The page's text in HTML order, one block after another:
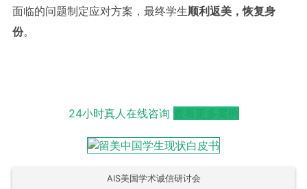
面临的问题制定应对方案，最终学生顺利返美，恢复身
份。
24小时真人在线咨询
AIS美国学术诚信研讨会